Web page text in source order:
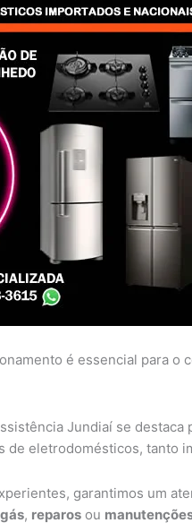
é essencial para o
Jundiaí se
de eletrodomésticos, tanto
garantimos um
, reparos ou